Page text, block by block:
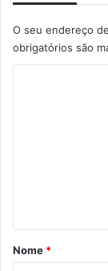
O seu endereço
obrigatórios são
rNome *